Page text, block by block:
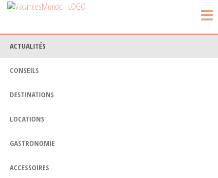
Passer
contenu
ACTUALITÉS
CONSEILS
DESTINATIONS
LOCATIONS
GASTRONOMIE
ACCESSOIRES